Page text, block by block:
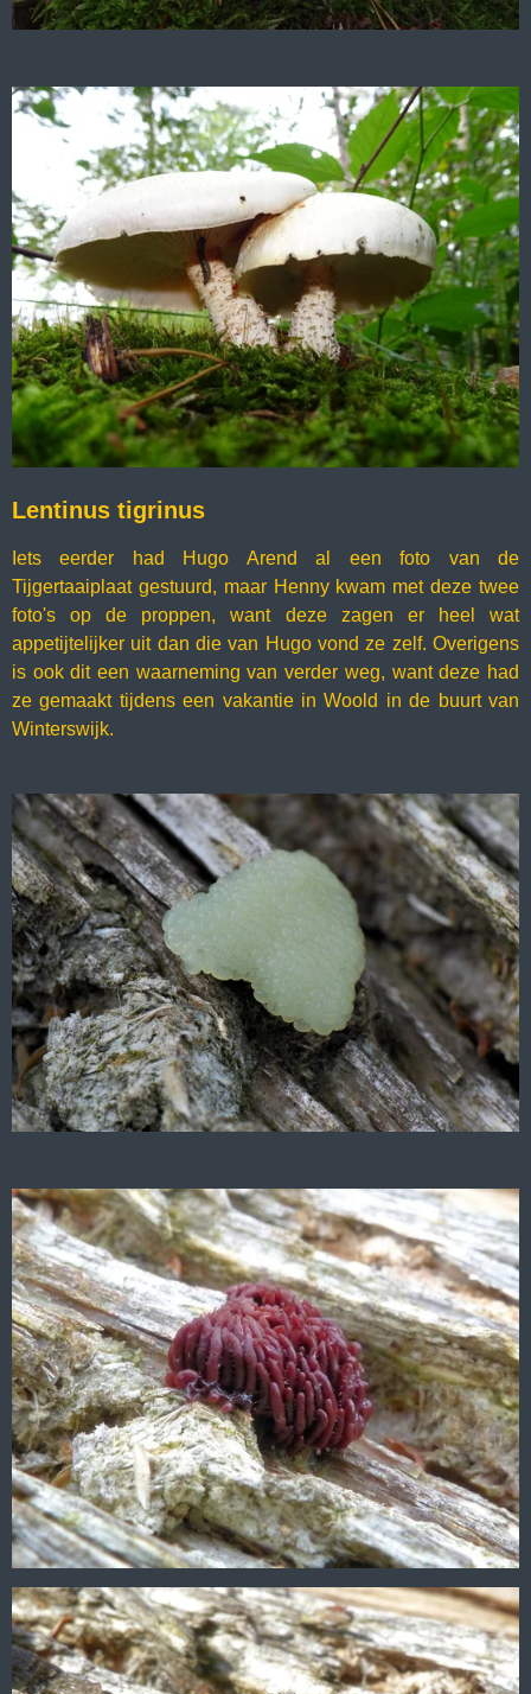
Lentinus tigrinus
Iets eerder had Hugo Arend al een foto van de
Tijgertaaiplaat gestuurd, maar Henny kwam met deze twee
foto's op de proppen, want deze zagen er heel wat
appetijtelijker uit dan die van Hugo vond ze zelf. Overigens
is ook dit een waarneming van verder weg, want deze had
ze gemaakt tijdens een vakantie in Woold in de buurt van
Winterswijk.